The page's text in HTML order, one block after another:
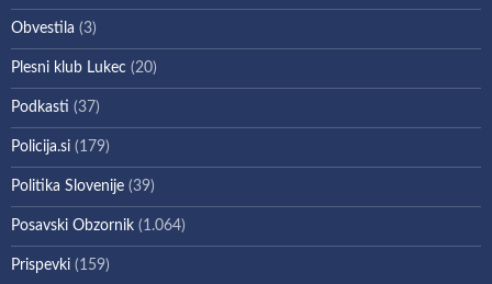
Obvestila (3)
Plesni klub Lukec (20)
Podkasti (37)
Policija.si (179)
Politika Slovenije (39)
Posavski Obzornik (1.064)
Prispevki (159)